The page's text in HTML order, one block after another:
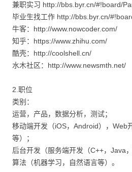
兼职实习 http://bbs.byr.cn/#!board/
毕业生找工作 http://bbs.byr.cn/
牛客：http://www.nowcoder.com/
知乎：https://www.zhihu.com/
酷壳：http://coolshell.cn/
水木社区：http://www.newsmth.net/
2.职位
类别：
运营，产品，数据分析，测试；
移动端开发（iOS，Android），Web
等）；
后台开发（服务端开发（C++，Java
算法（机器学习，自然语言等）。